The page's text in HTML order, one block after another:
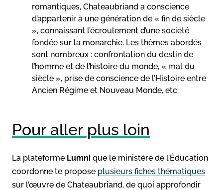
romantiques, Chateaubriand a conscience
d’appartenir à une génération de « fin de siècle
», connaissant l’écroulement d’une société
fondée sur la monarchie. Les thèmes abordés
sont nombreux : confrontation du destin de
l’homme et de l’histoire du monde, « mal du
siècle », prise de conscience de l’Histoire entre
Ancien Régime et Nouveau Monde, etc.
Pour aller plus loin
La plateforme Lumni que le ministère de l’Éducation
coordonne te propose plusieurs fiches thématiques
sur l’œuvre de Chateaubriand, de quoi approfondir